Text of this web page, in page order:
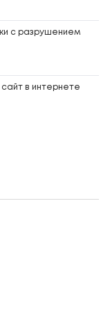
с разрушением
в интернете